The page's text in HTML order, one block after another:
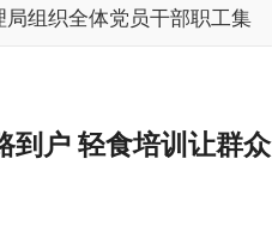
组织全体党员干部职工集
到户 轻食培训让群众